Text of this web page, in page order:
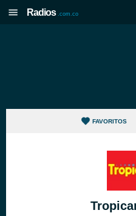
Radios .com.co
FAVORITOS